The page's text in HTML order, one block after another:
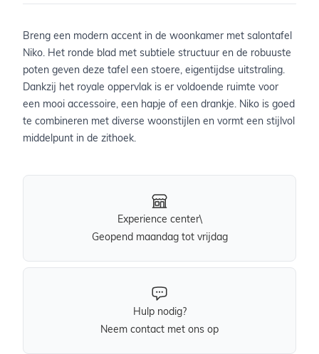
Breng een modern accent in de woonkamer met salontafel
Niko. Het ronde blad met subtiele structuur en de robuuste
poten geven deze tafel een stoere, eigentijdse uitstraling.
Dankzij het royale oppervlak is er voldoende ruimte voor
een mooi accessoire, een hapje of een drankje. Niko is goed
te combineren met diverse woonstijlen en vormt een stijlvol
middelpunt in de zithoek.
Experience center\
Geopend maandag tot vrijdag
Hulp nodig?
Neem contact met ons op